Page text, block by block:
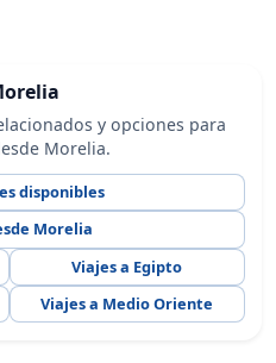
y opciones para
Morelia.
disponibles
Morelia
Viajes a Egipto
Viajes a Medio Oriente